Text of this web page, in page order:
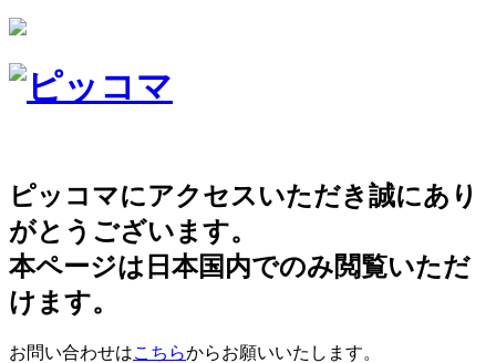
ピッコマにアクセスいただき誠にあり
がとうございます。
本ページは日本国内でのみ閲覧いただ
けます。
お問い合わせはこちらからお願いいたします。